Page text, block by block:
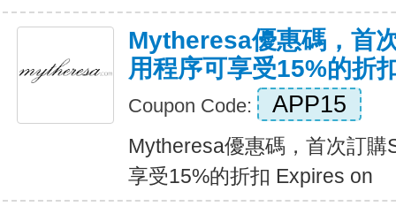
Mytheresa優惠碼，首
用程序可享受15%的折
Coupon Code: APP15
Mytheresa優惠碼，首次訂
享受15%的折扣 Expires on